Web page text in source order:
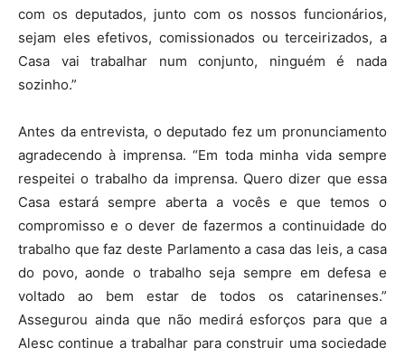
com os deputados, junto com os nossos funcionários,
sejam eles efetivos, comissionados ou terceirizados, a
Casa vai trabalhar num conjunto, ninguém é nada
sozinho.”
Antes da entrevista, o deputado fez um pronunciamento
agradecendo à imprensa. “Em toda minha vida sempre
respeitei o trabalho da imprensa. Quero dizer que essa
Casa estará sempre aberta a vocês e que temos o
compromisso e o dever de fazermos a continuidade do
trabalho que faz deste Parlamento a casa das leis, a casa
do povo, aonde o trabalho seja sempre em defesa e
voltado ao bem estar de todos os catarinenses.”
Assegurou ainda que não medirá esforços para que a
Alesc continue a trabalhar para construir uma sociedade